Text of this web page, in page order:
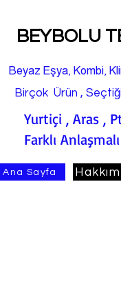
BEYBOLU
Beyaz Eşya, Kombi,
Birçok Ürün ,
Yurtiçi , Aras ,
Farklı
Ana Sayfa